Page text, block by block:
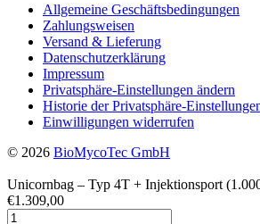
Allgemeine Geschäftsbedingungen
Zahlungsweisen
Versand & Lieferung
Datenschutzerklärung
Impressum
Privatsphäre-Einstellungen ändern
Historie der Privatsphäre-
Einwilligungen widerrufen
© 2026 BioMycoTec GmbH
Unicornbag – Typ 4T + Injektionsport
€1.309,00
Unicornbag